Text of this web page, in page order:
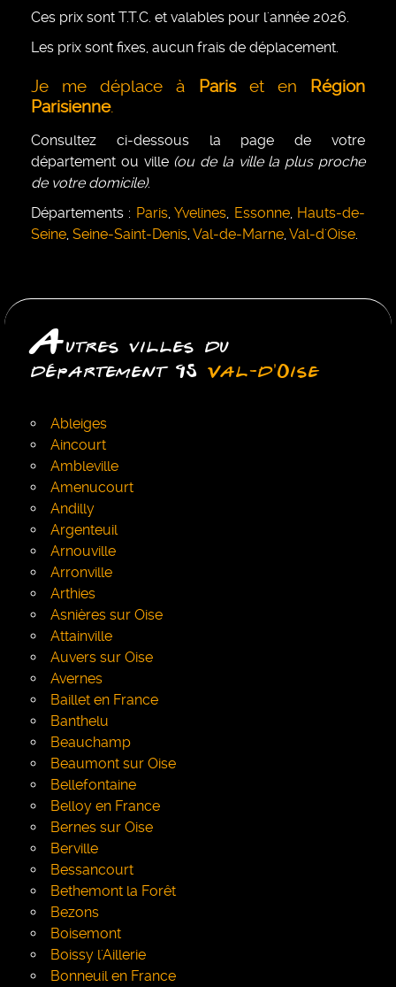
Ces prix sont T.T.C. et valables pour l'année 2026.
Les prix sont fixes, aucun frais de déplacement.
Je me déplace à Pariset en Région
Parisienne.
Consultez ci-dessous la page de votre
département ou ville (ou de la ville la plus proche
de votre domicile).
Départements : Paris,Yvelines, Essonne, Hauts-de-
Seine, Seine-Saint-Denis,Val-de-Marne,Val-d'Oise.
Autres villes du
département 95 Val-d'Oise
Ableiges
Aincourt
Ambleville
Amenucourt
Andilly
Argenteuil
Arnouville
Arronville
Arthies
Asnières sur Oise
Attainville
Auvers sur Oise
Avernes
Baillet en France
Banthelu
Beauchamp
Beaumont sur Oise
Bellefontaine
Belloy en France
Bernes sur Oise
Berville
Bessancourt
Bethemont la Forêt
Bezons
Boisemont
Boissy l'Aillerie
Bonneuil en France